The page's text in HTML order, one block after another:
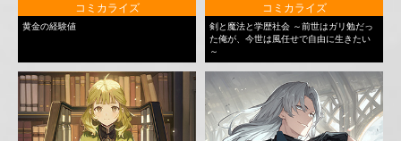
コミカライズ
黄金の経験値
コミカライズ
剣と魔法と学歴社会 ～前世はガリ勉だっ
た俺が、今世は風任せで自由に生きたい
～